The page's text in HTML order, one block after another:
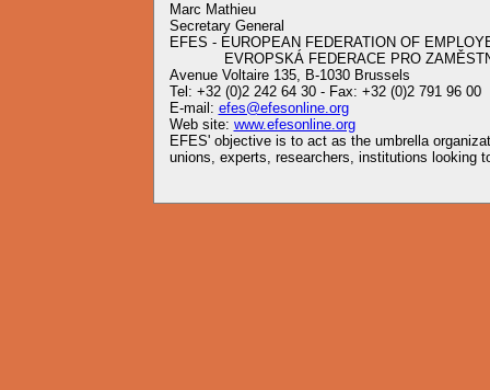
Marc Mathieu
Secretary General
EFES - EUROPEAN FEDERATION OF
EVROPSKÁ FEDERACE PRO
Avenue Voltaire 135, B-1030 Brussels
Tel: +32 (0)2 242 64 30 - Fax: +32 (0)2 791 96 00
E-mail: efes@efesonline.org
Web site: www.efesonline.org
EFES' objective is to act as the umbrella
unions, experts, researchers, institutions looking